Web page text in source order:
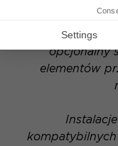
podstawie
system
opcjonalny
elementów